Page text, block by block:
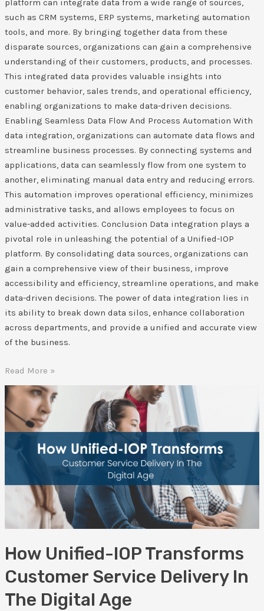
platform can integrate data from a wide range of sources,
such as CRM systems, ERP systems, marketing automation
tools, and more. By bringing together data from these
disparate sources, organizations can gain a comprehensive
understanding of their customers, products, and processes.
This integrated data provides valuable insights into
customer behavior, sales trends, and operational efficiency,
enabling organizations to make data-driven decisions.
Enabling Seamless Data Flow And Process Automation With
data integration, organizations can automate data flows and
streamline business processes. By connecting systems and
applications, data can seamlessly flow from one system to
another, eliminating manual data entry and reducing errors.
This automation improves operational efficiency, minimizes
administrative tasks, and allows employees to focus on
value-added activities. Conclusion Data integration plays a
pivotal role in unleashing the potential of a Unified-IOP
platform. By consolidating data sources, organizations can
gain a comprehensive view of their business, improve
accessibility and efficiency, streamline operations, and make
data-driven decisions. The power of data integration lies in
its ability to break down data silos, enhance collaboration
across departments, and provide a unified and accurate view
of the business.
Read More »
How Unified-IOP Transforms
Customer Service Delivery In
The Digital Age
How
Unified-
IOP
Transforms
Customer